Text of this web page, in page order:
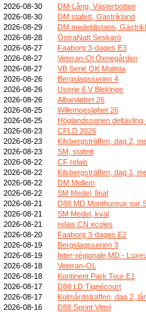
2026-08-30
DM-Lång, Västerbotten
2026-08-30
DM stafett, Gästrikland
2026-08-29
DM medeldistans,
2026-08-28
ÖstraNatt Seskarö
2026-08-27
Faaborg 3-dages E3
2026-08-27
Veteran-Ol Öxnegården
2026-08-27
VB Serie OK Malmia
2026-08-26
Bergslagsserien 4
2026-08-26
Userie 6 V Blekinge
2026-08-26
Albaniløbet 26
2026-08-25
Willemoesløbet 26
2026-08-25
Höglandsserien deltävling
2026-08-23
CFLD 2026
2026-08-23
Kilsbergsträffen, dag 2,
2026-08-23
SM, stafett
2026-08-22
CF relais
2026-08-22
Kilsbergsträffen, dag 1,
2026-08-22
DM Mellem
2026-08-22
SM Medel, final
2026-08-21
D88 MD Monthureux sur
2026-08-21
SM Medel, kval
2026-08-21
relais CN ecoles
2026-08-20
Faaborg 3-dages E2
2026-08-19
Bergslagsserien 3
2026-08-19
Inter-régionale MD -
2026-08-18
Veteran-OL
2026-08-18
Kontinent Park Tour E1
2026-08-17
D88 LD Tignécourt
2026-08-17
Kolmårdsträffen, dag 2,
2026-08-16
D88 Sprint Vittel